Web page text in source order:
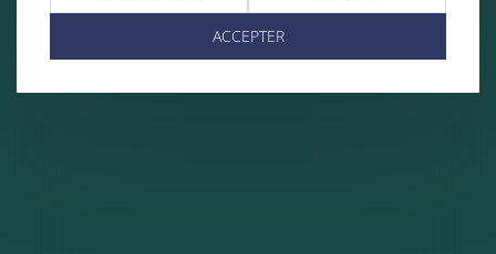
ACCEPTER